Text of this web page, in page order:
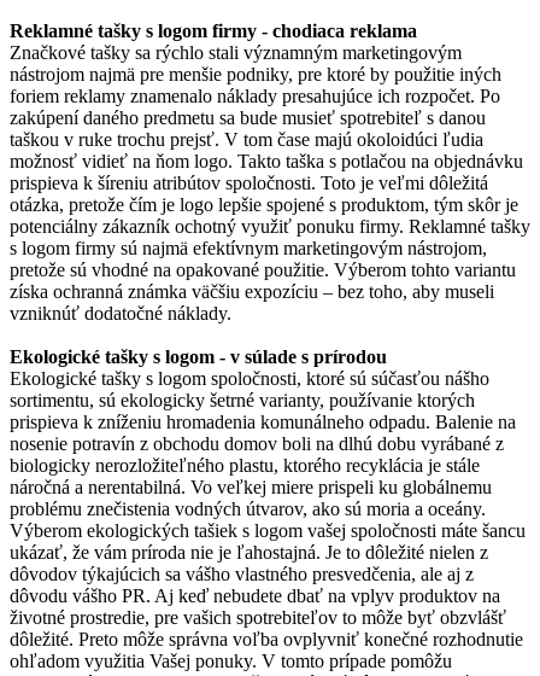
Reklamné tašky s logom firmy - chodiaca reklama
Značkové tašky sa rýchlo stali významným marketingovým
nástrojom najmä pre menšie podniky, pre ktoré by použitie iných
foriem reklamy znamenalo náklady presahujúce ich rozpočet. Po
zakúpení daného predmetu sa bude musieť spotrebiteľ s danou
taškou v ruke trochu prejsť. V tom čase majú okoloidúci ľudia
možnosť vidieť na ňom logo. Takto taška s potlačou na objednávku
prispieva k šíreniu atribútov spoločnosti. Toto je veľmi dôležitá
otázka, pretože čím je logo lepšie spojené s produktom, tým skôr je
potenciálny zákazník ochotný využiť ponuku firmy. Reklamné tašky
s logom firmy sú najmä efektívnym marketingovým nástrojom,
pretože sú vhodné na opakované použitie. Výberom tohto variantu
získa ochranná známka väčšiu expozíciu – bez toho, aby museli
vzniknúť dodatočné náklady.
Ekologické tašky s logom - v súlade s prírodou
Ekologické tašky s logom spoločnosti, ktoré sú súčasťou nášho
sortimentu, sú ekologicky šetrné varianty, používanie ktorých
prispieva k zníženiu hromadenia komunálneho odpadu. Balenie na
nosenie potravín z obchodu domov boli na dlhú dobu vyrábané z
biologicky nerozložiteľného plastu, ktorého recyklácia je stále
náročná a nerentabilná. Vo veľkej miere prispeli ku globálnemu
problému znečistenia vodných útvarov, ako sú moria a oceány.
Výberom ekologických tašiek s logom vašej spoločnosti máte šancu
ukázať, že vám príroda nie je ľahostajná. Je to dôležité nielen z
dôvodov týkajúcich sa vášho vlastného presvedčenia, ale aj z
dôvodu vášho PR. Aj keď nebudete dbať na vplyv produktov na
životné prostredie, pre vašich spotrebiteľov to môže byť obzvlášť
dôležité. Preto môže správna voľba ovplyvniť konečné rozhodnutie
ohľadom využitia Vašej ponuky. V tomto prípade pomôžu